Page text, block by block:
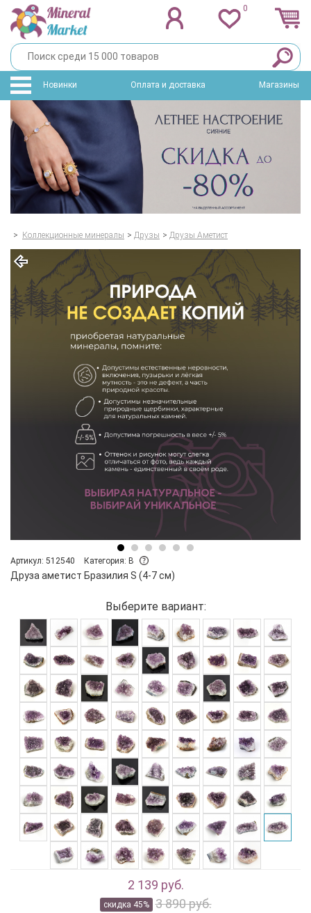
0
Новинки Оплата и доставка Магазины
> Коллекционные минералы > Друзы > Друзы Аметист
Артикул: 512540 Категория: B
Друза аметист Бразилия S (4-7 см)
Выберите вариант:
2 139 руб.
скидка 45% 3 890 руб.